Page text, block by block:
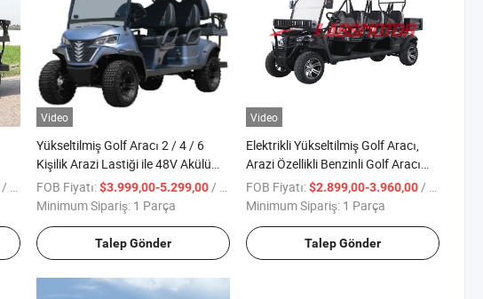
/ Parça
Video
Yükseltilmiş Golf Aracı 2 / 4 / 6
Kişilik Arazi Lastiği ile 48V Akülü
Golf Araçları
FOB Fiyatı:$3.999,00-5.299,00/ Parça
Minimum Sipariş: 1 Parça
Talep Gönder
Video
Elektrikli Yükseltilmiş Golf Aracı,
Arazi Özellikli Benzinli Golf Aracı
Satılık
FOB Fiyatı:$2.899,00-3.960,00/ Parça
Minimum Sipariş: 1 Parça
Talep Gönder